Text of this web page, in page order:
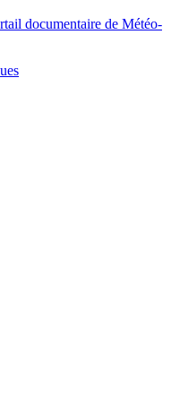
documentaire de Météo-